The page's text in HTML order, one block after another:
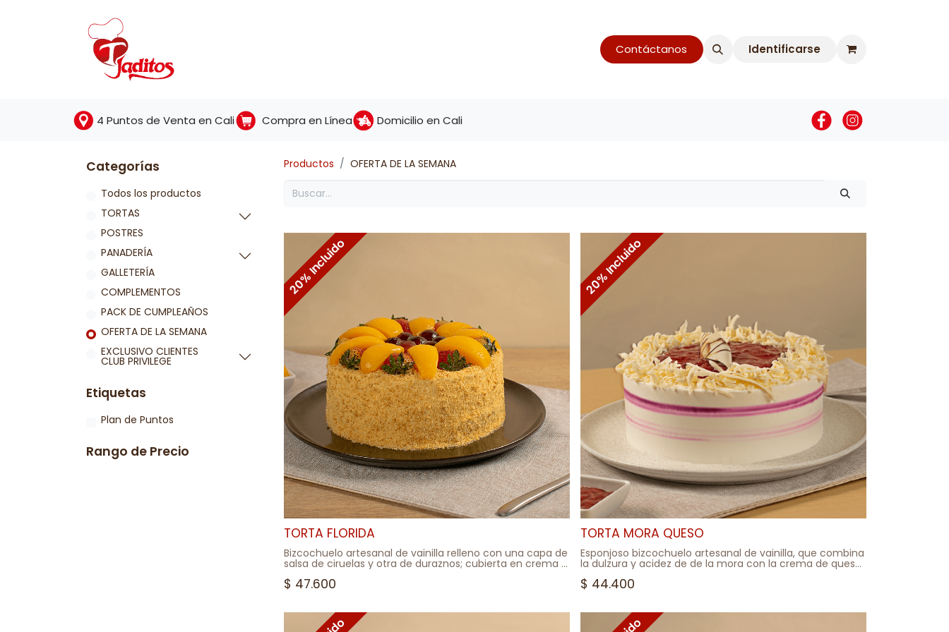
Pack de Cumpleaños
Contáctanos​​ Identificarse
4 Puntos de Venta en Cali Compra en Línea Domicilio en Cali
Categorías
Todos los productos
TORTAS
POSTRES
PANADERÍA
GALLETERÍA
COMPLEMENTOS
PACK DE CUMPLEAÑOS
OFERTA DE LA SEMANA
EXCLUSIVO CLIENTES
CLUB PRIVILEGE
Etiquetas
Plan de Puntos
Rango de Precio
Productos OFERTA DE LA SEMANA
20% Incluido
TORTA FLORIDA
Bizcochuelo artesanal de vainilla relleno con una capa de
salsa de ciruelas y otra de duraznos; cubierta en crema y
miga de galleta. Decorada con variedad de frutas
tropicales.
$ 47.600
20% Incluido
TORTA MORA QUESO
Esponjoso bizcochuelo artesanal de vainilla, que combina
la dulzura y acidez de de la mora con la crema de queso.
Decorado con salsa de mora y flecos de chocolate
blanco
$ 44.400